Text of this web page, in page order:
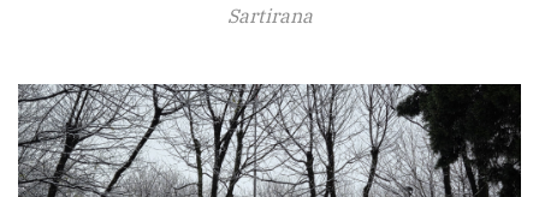
Sartirana